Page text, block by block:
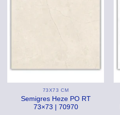
73X73 CM
Semigres Heze PO RT
73×73 | 70970